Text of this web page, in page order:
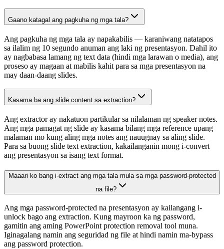
Gaano katagal ang pagkuha ng mga tala?
Ang pagkuha ng mga tala ay napakabilis — karaniwang natatapos
sa ilalim ng 10 segundo anuman ang laki ng presentasyon. Dahil ito
ay nagbabasa lamang ng text data (hindi mga larawan o media), ang
proseso ay magaan at mabilis kahit para sa mga presentasyon na
may daan-daang slides.
Kasama ba ang slide content sa extraction?
Ang extractor ay nakatuon partikular sa nilalaman ng speaker notes.
Ang mga pamagat ng slide ay kasama bilang mga reference upang
malaman mo kung aling mga notes ang nauugnay sa aling slide.
Para sa buong slide text extraction, kakailanganin mong i-convert
ang presentasyon sa isang text format.
Maaari ko bang i-extract ang mga tala mula sa mga password-protected
na file?
Ang mga password-protected na presentasyon ay kailangang i-
unlock bago ang extraction. Kung mayroon ka ng password,
gamitin ang aming PowerPoint protection removal tool muna.
Iginagalang namin ang seguridad ng file at hindi namin ma-bypass
ang password protection.